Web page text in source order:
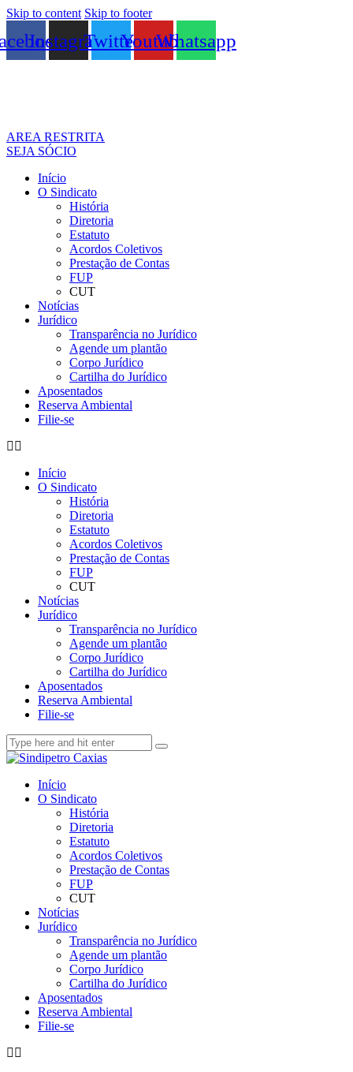
Skip to content Skip to footer
InstagramTwitterYoutubeWhatsapp
AREA RESTRITA
SEJA SÓCIO
Início
O Sindicato
História
Diretoria
Estatuto
Acordos Coletivos
Prestação de Contas
FUP
CUT
Notícias
Jurídico
Transparência no Jurídico
Agende um plantão
Corpo Jurídico
Cartilha do Jurídico
Aposentados
Reserva Ambiental
Filie-se
Início
O Sindicato
História
Diretoria
Estatuto
Acordos Coletivos
Prestação de Contas
FUP
CUT
Notícias
Jurídico
Transparência no Jurídico
Agende um plantão
Corpo Jurídico
Cartilha do Jurídico
Aposentados
Reserva Ambiental
Filie-se
Início
O Sindicato
História
Diretoria
Estatuto
Acordos Coletivos
Prestação de Contas
FUP
CUT
Notícias
Jurídico
Transparência no Jurídico
Agende um plantão
Corpo Jurídico
Cartilha do Jurídico
Aposentados
Reserva Ambiental
Filie-se